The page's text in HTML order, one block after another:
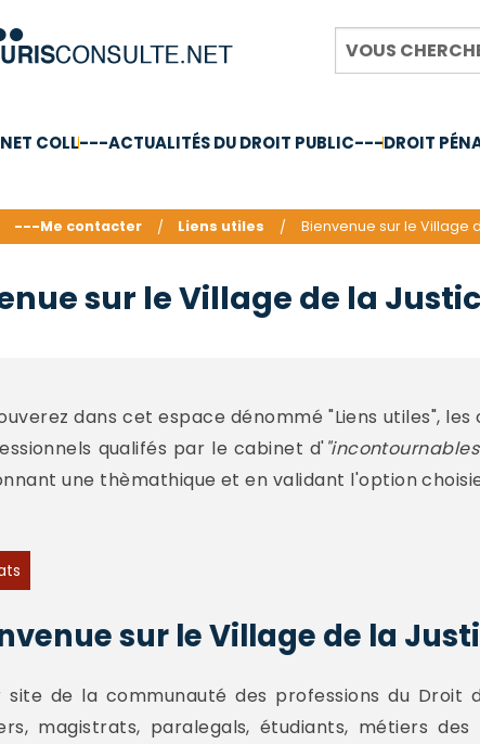
COLL---ACTUALITÉS DU DROIT PUBLIC---DROIT
---Me contacter Liens utiles Bienvenue sur le Village
sur le Village de la
dans cet espace dénommé "Liens utiles",
qualifés par le cabinet d'
une thèmathique et en validant l'option
sur le Village de la
site de la communauté des professions du Droit
magistrats, paralegals, étudiants, métiers